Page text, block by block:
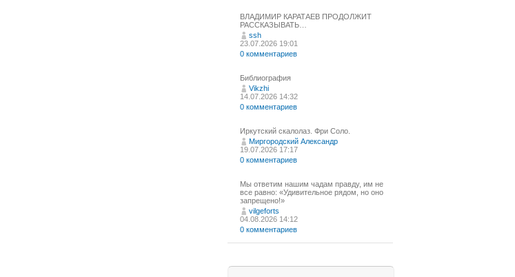
ВЛАДИМИР КАРАТАЕВ ПРОДОЛЖИТ
РАССКАЗЫВАТЬ…
ssh
23.07.2026 19:01
0 комментариев
Библиография
Vikzhi
14.07.2026 14:32
0 комментариев
Иркутский скалолаз. Фри Соло.
Миргородский Александр
19.07.2026 17:17
0 комментариев
Мы ответим нашим чадам правду, им не
все равно: «Удивительное рядом, но оно
запрещено!»
vilgeforts
04.08.2026 14:12
0 комментариев